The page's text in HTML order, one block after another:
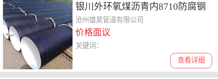
银川外环氧煤沥青内8710防腐钢
管厂家批发
沧州雄昊管道有限公司
价格面议
查看详细
关键词：